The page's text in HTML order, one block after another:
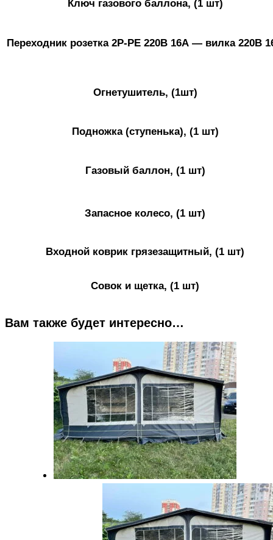
Ключ газового баллона, (1 шт)
Переходник розетка 2P-PE 220В 16А — вилка 220В
Огнетушитель, (1шт)
Подножка (ступенька), (1 шт)
Газовый баллон, (1 шт)
Запасное колесо, (1 шт)
Входной коврик грязезащитный, (1 шт)
Совок и щетка, (1 шт)
Вам также будет интересно…